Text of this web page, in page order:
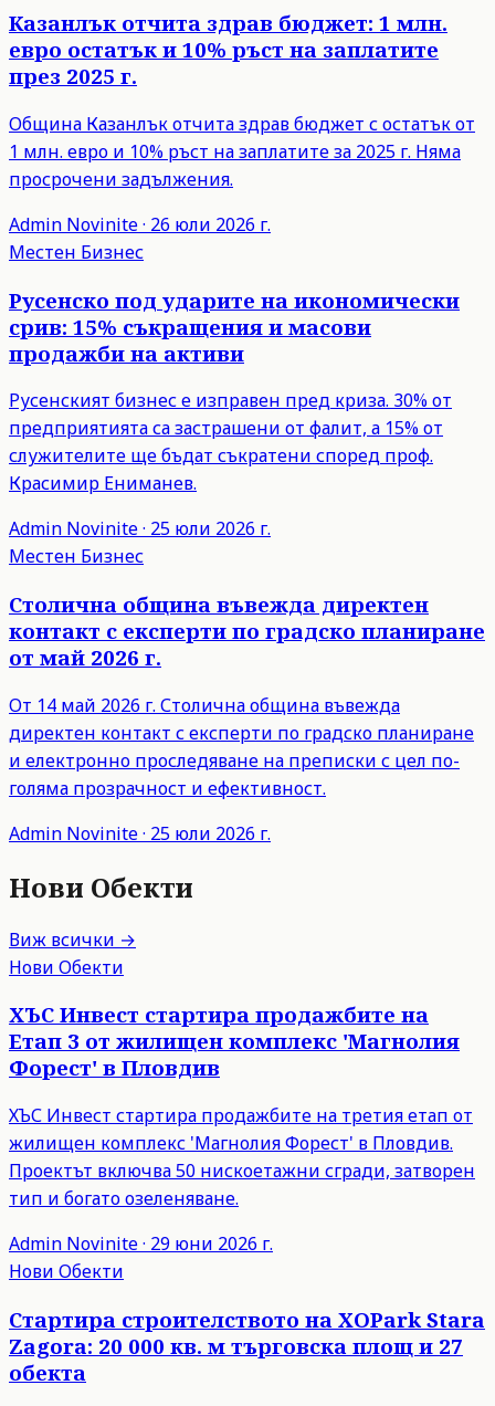
Казанлък отчита здрав бюджет: 1 млн.
евро остатък и 10% ръст на заплатите
през 2025 г.
Община Казанлък отчита здрав бюджет с остатък от
1 млн. евро и 10% ръст на заплатите за 2025 г. Няма
просрочени задължения.
Admin Novinite· 26 юли 2026 г.
Местен Бизнес
Русенско под ударите на икономически
срив: 15% съкращения и масови
продажби на активи
Русенският бизнес е изправен пред криза. 30% от
предприятията са застрашени от фалит, а 15% от
служителите ще бъдат съкратени според проф.
Красимир Ениманев.
Admin Novinite· 25 юли 2026 г.
Местен Бизнес
Столична община въвежда директен
контакт с експерти по градско планиране
от май 2026 г.
От 14 май 2026 г. Столична община въвежда
директен контакт с експерти по градско планиране
и електронно проследяване на преписки с цел по-
голяма прозрачност и ефективност.
Admin Novinite· 25 юли 2026 г.
Нови Обекти
Виж всички →
Нови Обекти
ХЪС Инвест стартира продажбите на
Етап 3 от жилищен комплекс 'Магнолия
Форест' в Пловдив
ХЪС Инвест стартира продажбите на третия етап от
жилищен комплекс 'Магнолия Форест' в Пловдив.
Проектът включва 50 нискоетажни сгради, затворен
тип и богато озеленяване.
Admin Novinite· 29 юни 2026 г.
Нови Обекти
Стартира строителството на XOPark Stara
Zagora: 20 000 кв. м търговска площ и 27
обекта